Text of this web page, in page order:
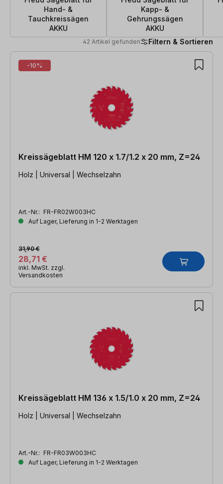
Hand- &
Tauchkreissägen
AKKU
Kapp- &
Gehrungssägen
AKKU
42 Artikel gefunden Filtern & Sortieren
42 Artikel gefunden
-10%
Kreissägeblatt HM 120 x 1.7/1.2 x 20 mm, Z=24
Holz | Universal | Wechselzahn
Art.-Nr.: FR-FR02W003HC
Auf Lager, Lieferung in 1-2 Werktagen
28,71 €
31,90 €
inkl. MwSt. zzgl.
Versandkosten
Kreissägeblatt HM 136 x 1.5/1.0 x 20 mm, Z=24
Holz | Universal | Wechselzahn
Art.-Nr.: FR-FR03W003HC
Auf Lager, Lieferung in 1-2 Werktagen